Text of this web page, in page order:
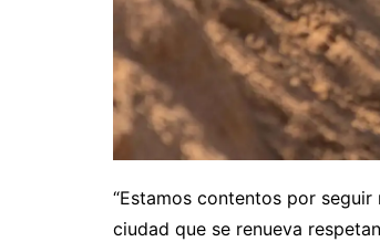
“Estamos contentos por
ciudad que se renueva